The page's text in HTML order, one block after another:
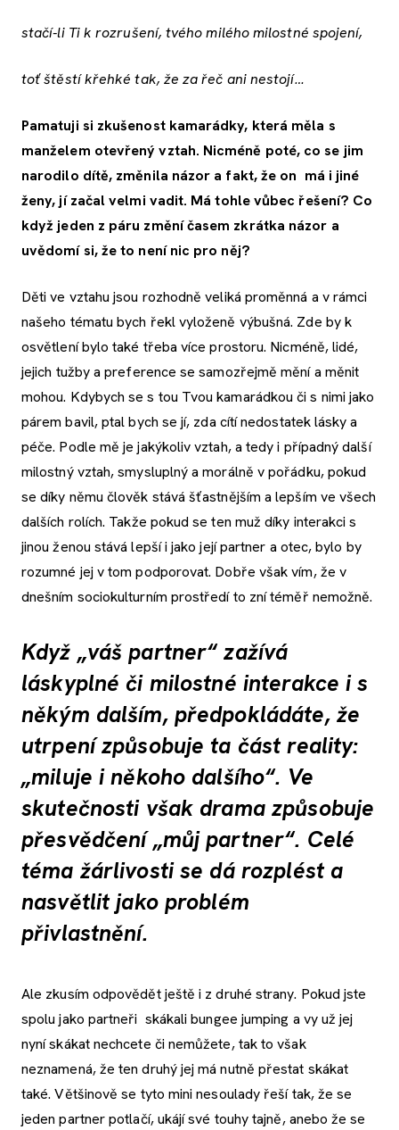
stačí-li Ti k rozrušení, tvého milého milostné spojení,
toť štěstí křehké tak, že za řeč ani nestojí…
Pamatuji si zkušenost kamarádky, která měla s
manželem otevřený vztah. Nicméně poté, co se jim
narodilo dítě, změnila názor a fakt, že on má i jiné
ženy, jí začal velmi vadit. Má tohle vůbec řešení? Co
když jeden z páru změní časem zkrátka názor a
uvědomí si, že to není nic pro něj?
Děti ve vztahu jsou rozhodně veliká proměnná a v rámci
našeho tématu bych řekl vyloženě výbušná. Zde by k
osvětlení bylo také třeba více prostoru. Nicméně, lidé,
jejich tužby a preference se samozřejmě mění a měnit
mohou. Kdybych se s tou Tvou kamarádkou či s nimi jako
párem bavil, ptal bych se jí, zda cítí nedostatek lásky a
péče. Podle mě je jakýkoliv vztah, a tedy i případný další
milostný vztah, smysluplný a morálně v pořádku, pokud
se díky němu člověk stává šťastnějším a lepším ve všech
dalších rolích. Takže pokud se ten muž díky interakci s
jinou ženou stává lepší i jako její partner a otec, bylo by
rozumné jej v tom podporovat. Dobře však vím, že v
dnešním sociokulturním prostředí to zní téměř nemožně.
Když „váš partner“ zažívá
láskyplné či milostné interakce i s
někým dalším, předpokládáte, že
utrpení způsobuje ta část reality:
„miluje i někoho dalšího“. Ve
skutečnosti však drama způsobuje
přesvědčení „můj partner“. Celé
téma žárlivosti se dá rozplést a
nasvětlit jako problém
přivlastnění.
Ale zkusím odpovědět ještě i z druhé strany. Pokud jste
spolu jako partneři skákali bungee jumping a vy už jej
nyní skákat nechcete či nemůžete, tak to však
neznamená, že ten druhý jej má nutně přestat skákat
také. Většinově se tyto mini nesoulady řeší tak, že se
jeden partner potlačí, ukájí své touhy tajně, anebo že se